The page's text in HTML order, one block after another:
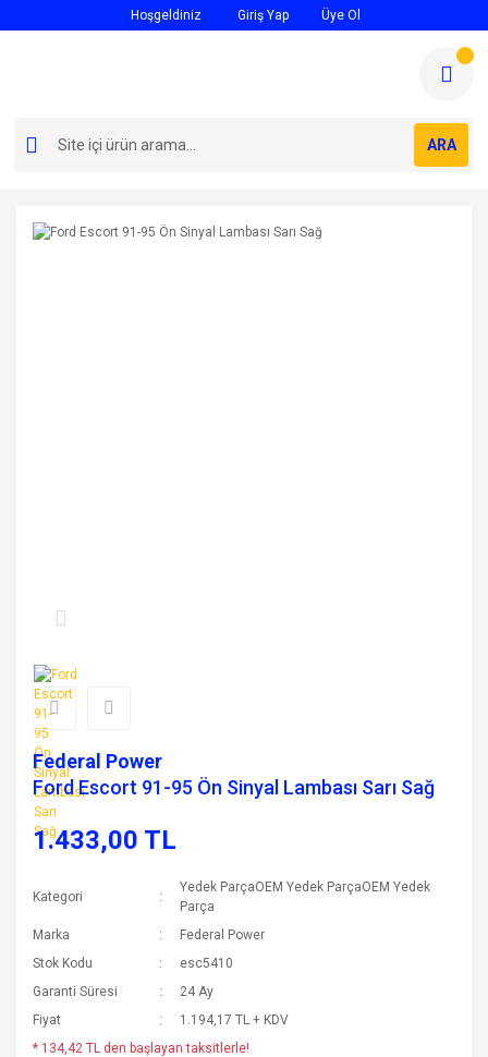
Hoşgeldiniz Giriş Yap Üye Ol
ARA
Federal Power
Ford Escort 91-95 Ön Sinyal Lambası Sarı Sağ
1.433,00 TL
Kategori
Yedek ParçaOEM Yedek ParçaOEM Yedek
Parça
Marka
Federal Power
Stok Kodu
esc5410
Garanti Süresi
24 Ay
Fiyat
1.194,17 TL + KDV
* 134,42 TL den başlayan taksitlerle!